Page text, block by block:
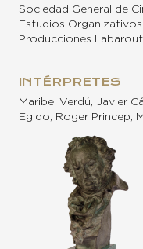
Sociedad General de
Estudios
Producciones
INTÉRPRETES
Maribel Verdú, Javier
Egido, Roger Princep,